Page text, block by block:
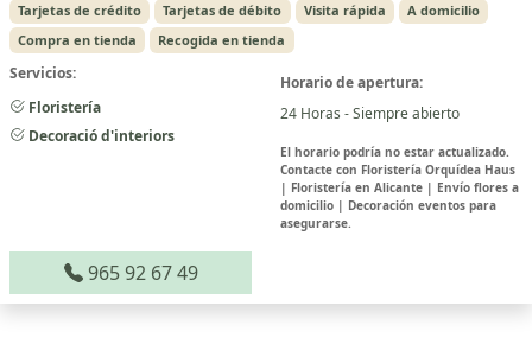
Tarjetas de crédito
Tarjetas de débito Visita rápida
A domicilio
Compra en tienda
Recogida en tienda
Servicios:
Floristería
Decoració d'interiors
Horario de apertura:
24 Horas - Siempre abierto
El horario podría no estar actualizado.
Contacte con Floristería Orquídea Haus
| Floristería en Alicante | Envío flores a
domicilio | Decoración eventos para
asegurarse.
965 92 67 49